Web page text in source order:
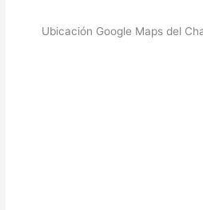
Ubicación Google Maps del